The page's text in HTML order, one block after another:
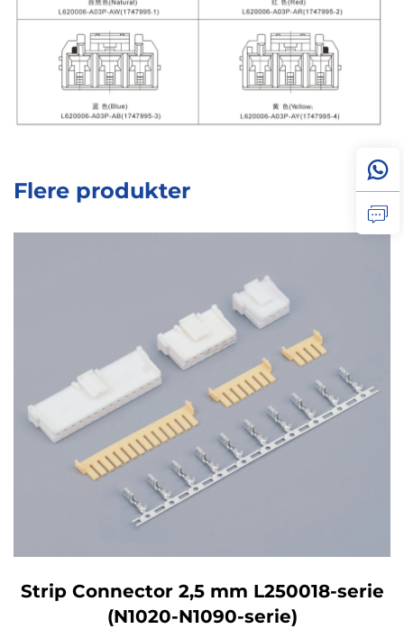
Flere produkter
Strip Connector 2,5 mm L250018-serie
(N1020-N1090-serie)